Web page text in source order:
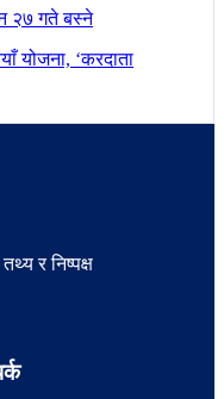
२७ गते बस्ने
योजना, ‘करदाता
र निष्पक्ष